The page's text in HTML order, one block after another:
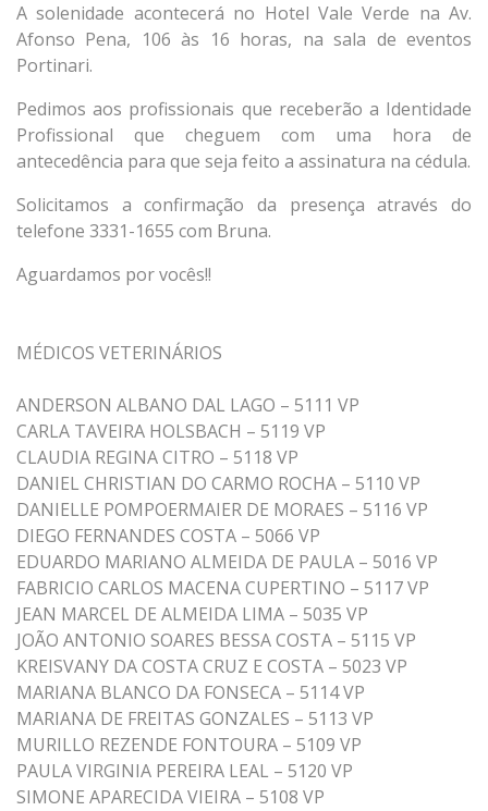
A solenidade acontecerá no Hotel Vale Verde na Av.
Afonso Pena, 106 às 16 horas, na sala de eventos
Portinari.
Pedimos aos profissionais que receberão a Identidade
Profissional que cheguem com uma hora de
antecedência para que seja feito a assinatura na cédula.
Solicitamos a confirmação da presença através do
telefone 3331-1655 com Bruna.
Aguardamos por vocês!!
MÉDICOS VETERINÁRIOS
ANDERSON ALBANO DAL LAGO – 5111 VP
CARLA TAVEIRA HOLSBACH – 5119 VP
CLAUDIA REGINA CITRO – 5118 VP
DANIEL CHRISTIAN DO CARMO ROCHA – 5110 VP
DANIELLE POMPOERMAIER DE MORAES – 5116 VP
DIEGO FERNANDES COSTA – 5066 VP
EDUARDO MARIANO ALMEIDA DE PAULA – 5016 VP
FABRICIO CARLOS MACENA CUPERTINO – 5117 VP
JEAN MARCEL DE ALMEIDA LIMA – 5035 VP
JOÃO ANTONIO SOARES BESSA COSTA – 5115 VP
KREISVANY DA COSTA CRUZ E COSTA – 5023 VP
MARIANA BLANCO DA FONSECA – 5114 VP
MARIANA DE FREITAS GONZALES – 5113 VP
MURILLO REZENDE FONTOURA – 5109 VP
PAULA VIRGINIA PEREIRA LEAL – 5120 VP
SIMONE APARECIDA VIEIRA – 5108 VP